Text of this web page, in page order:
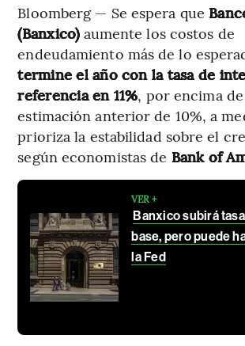
Bloomberg — Se espera que
(Banxico)aumente los costos de
endeudamiento más de lo
termine el año con la tasa de
referencia en 11%, por encima
estimación anterior de 10%, a
prioriza la estabilidad sobre el
según economistas de Bank of
VER +
Banxico subirá
base, pero puede
la Fed